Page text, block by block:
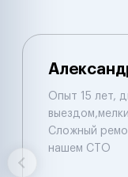
Опыт 15 лет,
Сложный
нашем СТО